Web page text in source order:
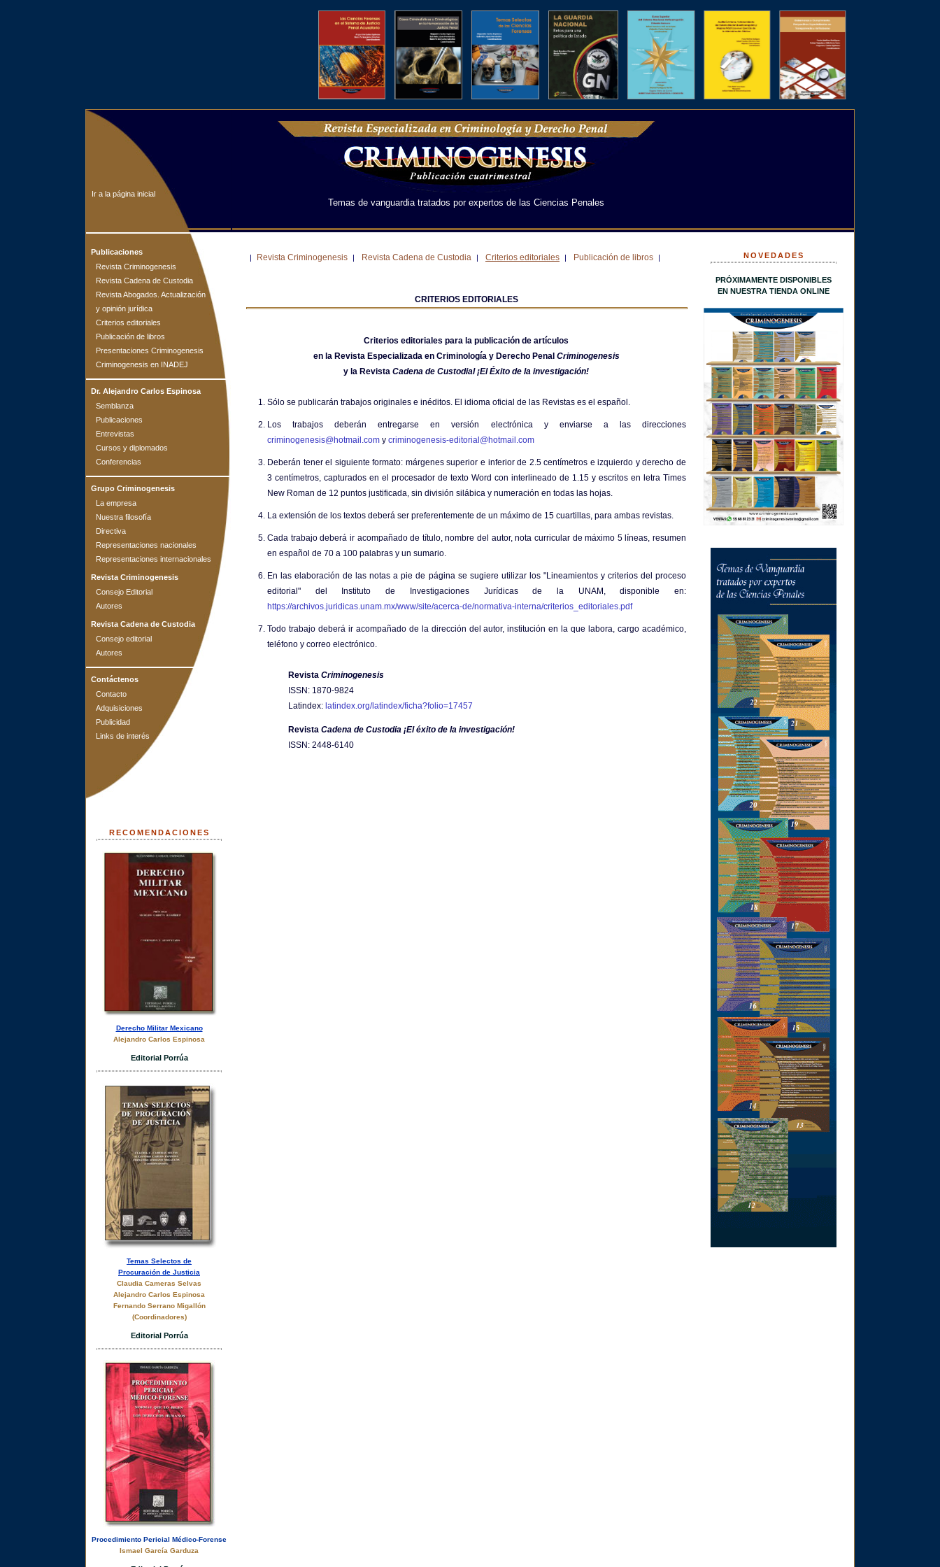
Ir a la página inicial
Publicaciones
Revista Criminogenesis
Revista Cadena de Custodia
Revista Abogados. Actualización
y opinión jurídica
Criterios editoriales
Publicación de libros
Presentaciones Criminogenesis
Criminogenesis en INADEJ
Dr. Alejandro Carlos Espinosa
Semblanza
Publicaciones
Entrevistas
Cursos y diplomados
Conferencias
Grupo Criminogenesis
La empresa
Nuestra filosofía
Directiva
Representaciones nacionales
Representaciones internacionales
Revista Criminogenesis
Consejo Editorial
Autores
Revista Cadena de Custodia
Consejo editorial
Autores
Contáctenos
Contacto
Adquisiciones
Publicidad
Links de interés
RECOMENDACIONES
Derecho Militar Mexicano
Alejandro Carlos Espinosa
Editorial Porrúa
Temas Selectos de
Procuración de Justicia
Claudia Cameras Selvas
Alejandro Carlos Espinosa
Fernando Serrano Migallón
(Coordinadores)
Editorial Porrúa
Procedimiento Pericial Médico-Forense
Ismael García Garduza
Temas de vanguardia tratados por expertos de las Ciencias Penales
| Revista Criminogenesis | Revista Cadena de Custodia | Criterios editoriales | Publicación de libros |
CRITERIOS EDITORIALES
Criterios editoriales para la publicación de artículos
en la Revista Especializada en Criminología y Derecho Penal Criminogenesis
y la Revista Cadena de Custodial ¡El Éxito de la investigación!
Sólo se publicarán trabajos originales e inéditos. El idioma oficial de las Revistas es el español.
Los trabajos deberán entregarse en versión electrónica y enviarse a las direcciones
criminogenesis@hotmail.com y criminogenesis-editorial@hotmail.com
Deberán tener el siguiente formato: márgenes superior e inferior de 2.5 centímetros e izquierdo y derecho de
3 centímetros, capturados en el procesador de texto Word con interlineado de 1.15 y escritos en letra Times
New Roman de 12 puntos justificada, sin división silábica y numeración en todas las hojas.
La extensión de los textos deberá ser preferentemente de un máximo de 15 cuartillas, para ambas revistas.
Cada trabajo deberá ir acompañado de título, nombre del autor, nota curricular de máximo 5 líneas, resumen
en español de 70 a 100 palabras y un sumario.
En las elaboración de las notas a pie de página se sugiere utilizar los "Lineamientos y criterios del proceso
editorial" del Instituto de Investigaciones Jurídicas de la UNAM, disponible en:
https://archivos.juridicas.unam.mx/www/site/acerca-de/normativa-interna/criterios_editoriales.pdf
Todo trabajo deberá ir acompañado de la dirección del autor, institución en la que labora, cargo académico,
teléfono y correo electrónico.
Revista Criminogenesis
ISSN: 1870-9824
Latindex: latindex.org/latindex/ficha?folio=17457
Revista Cadena de Custodia ¡El éxito de la investigación!
ISSN: 2448-6140
NOVEDADES
PRÓXIMAMENTE DISPONIBLES
EN NUESTRA TIENDA ONLINE